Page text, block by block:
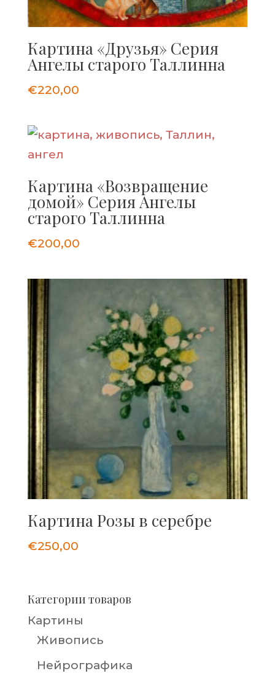
Картина «Друзья» Серия
Ангелы старого Таллинна
€220,00
Картина «Возвращение
домой» Серия Ангелы
старого Таллинна
€200,00
Картина Розы в серебре
€250,00
Категории товаров
Картины
Живопись
Нейрографика